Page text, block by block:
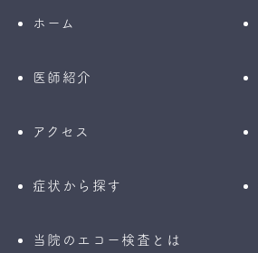
ホーム
医師紹介
アクセス
症状から探す
当院のエコー検査とは